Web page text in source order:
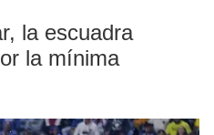
la escuadra
la mínima